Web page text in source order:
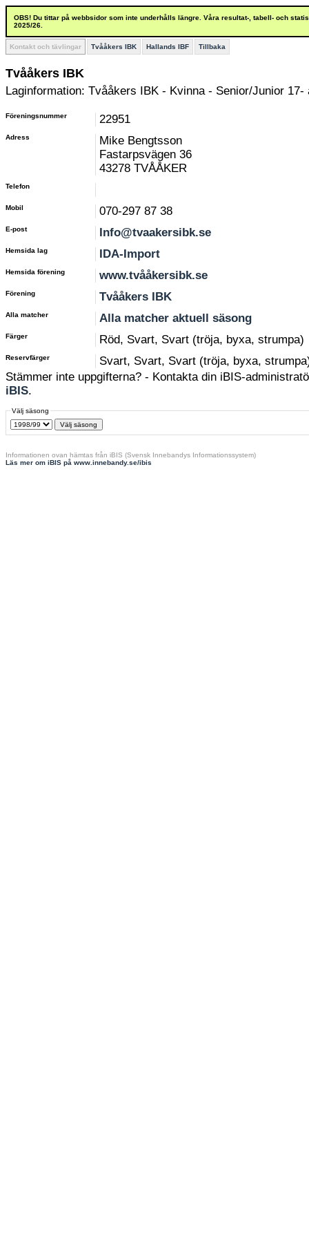
OBS! Du tittar på webbsidor som inte underhålls längre. Våra resultat-, tabell- och
2025/26.
Kontakt och tävlingar Tvååkers IBK Hallands IBF Tillbaka
Tvååkers IBK
Laginformation: Tvååkers IBK - Kvinna - Senior/Junior 17-
Föreningsnummer 22951
Adress
Mike Bengtsson
Fastarpsvägen 36
43278 TVÅÅKER
Telefon
Mobil 070-297 87 38
E-post Info@tvaakersibk.se
Hemsida lag IDA-Import
Hemsida förening www.tvååkersibk.se
Förening Tvååkers IBK
Alla matcher Alla matcher aktuell säsong
Färger Röd, Svart, Svart (tröja, byxa, strumpa)
Reservfärger
Svart, Svart, Svart (tröja, byxa,
Stämmer inte uppgifterna? - Kontakta din iBIS-
iBIS.
Välj säsong
Informationen ovan hämtas från iBIS (Svensk Innebandys Informationssystem)
Läs mer om iBIS på www.innebandy.se/ibis